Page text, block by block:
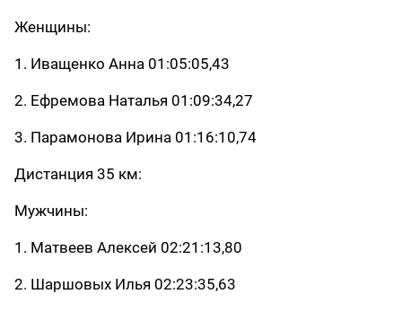
Женщины:
1. Иващенко Анна 01:05:05,43
2. Ефремова Наталья 01:09:34,27
3. Парамонова Ирина 01:16:10,74
Дистанция 35 км:
Мужчины:
1. Матвеев Алексей 02:21:13,80
2. Шаршовых Илья 02:23:35,63